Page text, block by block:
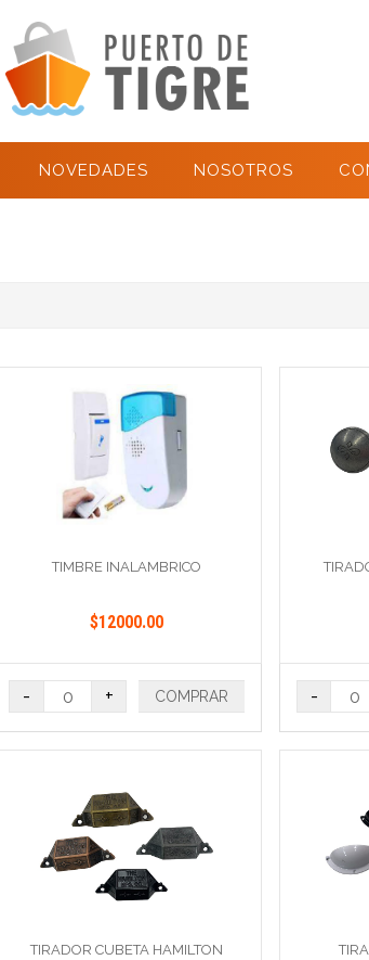
NOVEDADES NOSOTROS
TIMBRE INALAMBRICO
$12000.00
- + COMPRAR -
TIRADOR CUBETA HAMILTON